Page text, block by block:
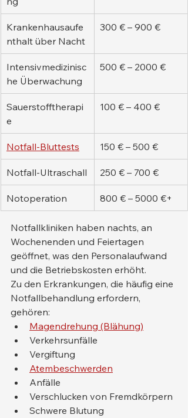
Krankenhausaufe
nthalt über Nacht
300 € – 900 €
Intensivmedizinisc
he Überwachung
500 € – 2000 €
Sauerstofftherapi
e
100 € – 400 €
Notfall-Bluttests 150 € – 500 €
Notfall-Ultraschall 250 € – 700 €
Notoperation 800 € – 5000 €+
Notfallkliniken haben nachts, an
Wochenenden und Feiertagen
geöffnet, was den Personalaufwand
und die Betriebskosten erhöht.
Zu den Erkrankungen, die häufig eine
Notfallbehandlung erfordern,
gehören:
Magendrehung (Blähung)
Verkehrsunfälle
Vergiftung
Atembeschwerden
Anfälle
Verschlucken von Fremdkörpern
Schwere Blutung